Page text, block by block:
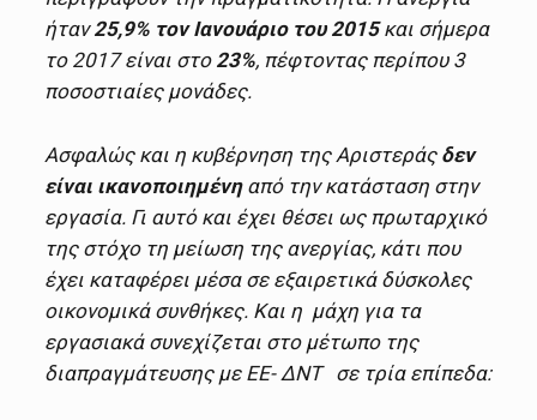
ήταν25,9% τον Ιανουάριο του 2015και σήμερα
το 2017 είναι στο 23%, πέφτοντας περίπου 3
ποσοστιαίες μονάδες.
Ασφαλώς και η κυβέρνηση της Αριστεράς δεν
είναι ικανοποιημένηαπό την κατάσταση στην
εργασία. Γι αυτό και έχει θέσει ως πρωταρχικό
της στόχο τη μείωση της ανεργίας, κάτι που
έχει καταφέρει μέσα σε εξαιρετικά δύσκολες
οικονομικά συνθήκες. Και η μάχη για τα
εργασιακά συνεχίζεται στο μέτωπο της
διαπραγμάτευσης με ΕΕ- ΔΝΤ σε τρία επίπεδα: